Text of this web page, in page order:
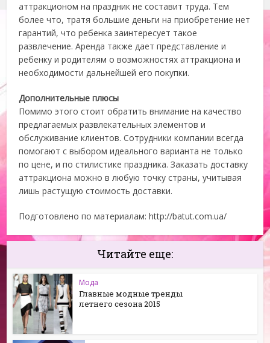
аттракционом на праздник не составит труда. Тем
более что, тратя большие деньги на приобретение нет
гарантий, что ребенка заинтересует такое
развлечение. Аренда также дает представление и
ребенку и родителям о возможностях аттракциона и
необходимости дальнейшей его покупки.
Дополнительные плюсы
Помимо этого стоит обратить внимание на качество
предлагаемых развлекательных элементов и
обслуживание клиентов. Сотрудники компании всегда
помогают с выбором идеального варианта не только
по цене, и по стилистике праздника. Заказать доставку
аттракциона можно в любую точку страны, учитывая
лишь растущую стоимость доставки.
Подготовлено по материалам: http://batut.com.ua/
Читайте еще:
Мода
Главные модные тренды
летнего сезона 2015